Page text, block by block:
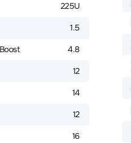
225U
1.5
4.8
12
14
12
16